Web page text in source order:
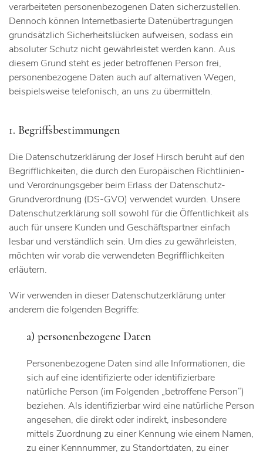
verarbeiteten personenbezogenen Daten sicherzustellen.
Dennoch können Internetbasierte Datenübertragungen
grundsätzlich Sicherheitslücken aufweisen, sodass ein
absoluter Schutz nicht gewährleistet werden kann. Aus
diesem Grund steht es jeder betroffenen Person frei,
personenbezogene Daten auch auf alternativen Wegen,
beispielsweise telefonisch, an uns zu übermitteln.
1. Begriffsbestimmungen
Die Datenschutzerklärung der Josef Hirsch beruht auf den
Begrifflichkeiten, die durch den Europäischen Richtlinien-
und Verordnungsgeber beim Erlass der Datenschutz-
Grundverordnung (DS-GVO) verwendet wurden. Unsere
Datenschutzerklärung soll sowohl für die Öffentlichkeit als
auch für unsere Kunden und Geschäftspartner einfach
lesbar und verständlich sein. Um dies zu gewährleisten,
möchten wir vorab die verwendeten Begrifflichkeiten
erläutern.
Wir verwenden in dieser Datenschutzerklärung unter
anderem die folgenden Begriffe:
a) personenbezogene Daten
Personenbezogene Daten sind alle Informationen, die
sich auf eine identifizierte oder identifizierbare
natürliche Person (im Folgenden „betroffene Person“)
beziehen. Als identifizierbar wird eine natürliche Person
angesehen, die direkt oder indirekt, insbesondere
mittels Zuordnung zu einer Kennung wie einem Namen,
zu einer Kennnummer, zu Standortdaten, zu einer